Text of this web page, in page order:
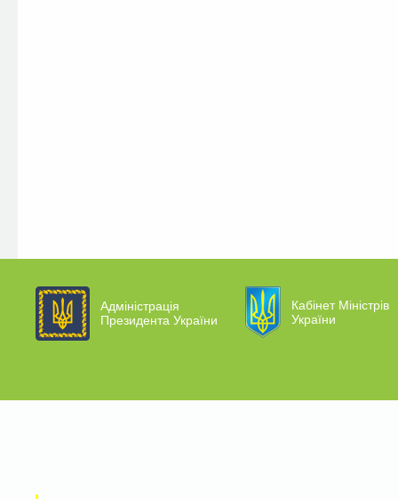
Адміністрація
Президента України
Кабінет Міністрів
України